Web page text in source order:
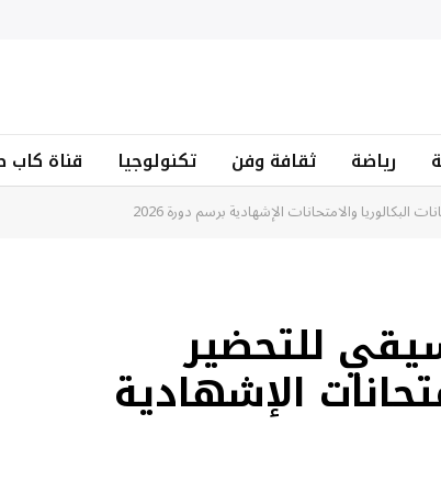
رياضة ثقافة وفن تكنولوجيا قناة كاب
والامتحانات الإشهادية برسم دورة 2026
للتحضير
الإشهادية